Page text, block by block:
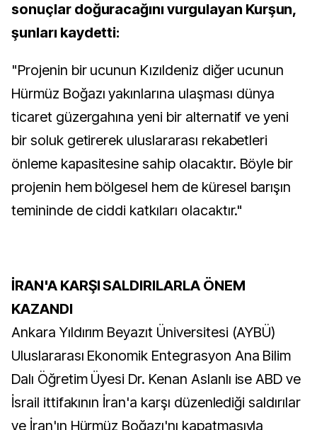
sonuçlar doğuracağını vurgulayan Kurşun,
şunları kaydetti:
"Projenin bir ucunun Kızıldeniz diğer ucunun
Hürmüz Boğazı yakınlarına ulaşması dünya
ticaret güzergahına yeni bir alternatif ve yeni
bir soluk getirerek uluslararası rekabetleri
önleme kapasitesine sahip olacaktır. Böyle bir
projenin hem bölgesel hem de küresel barışın
temininde de ciddi katkıları olacaktır."
İRAN'A KARŞI SALDIRILARLA ÖNEM
KAZANDI
Ankara Yıldırım Beyazıt Üniversitesi (AYBÜ)
Uluslararası Ekonomik Entegrasyon Ana Bilim
Dalı Öğretim Üyesi Dr. Kenan Aslanlı ise ABD ve
İsrail ittifakının İran'a karşı düzenlediği saldırılar
ve İran'ın Hürmüz Boğazı'nı kapatmasıyla